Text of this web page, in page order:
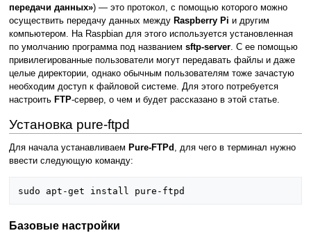
передачи данных») — это протокол, с помощью которого можно
осуществить передачу данных между Raspberry Pi и другим
компьютером. На Raspbian для этого используется установленная
по умолчанию программа под названием sftp-server. С ее помощью
привилегированные пользователи могут передавать файлы и даже
целые директории, однако обычным пользователям тоже зачастую
необходим доступ к файловой системе. Для этого потребуется
настроить FTP-сервер, о чем и будет рассказано в этой статье.
Установка pure-ftpd
Для начала устанавливаем Pure-FTPd , для чего в терминал нужно
ввести следующую команду:
Базовые настройки